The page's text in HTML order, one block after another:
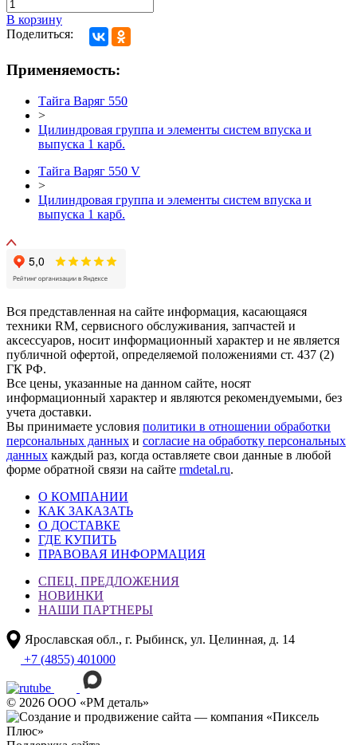
В корзину
Поделиться:
Применяемость:
Тайга Варяг 550
>
Цилиндровая группа и элементы систем впуска и
выпуска 1 карб.
Тайга Варяг 550 V
>
Цилиндровая группа и элементы систем впуска и
выпуска 1 карб.
Вся представленная на сайте информация, касающаяся
техники RM, сервисного обслуживания, запчастей и
аксессуаров, носит информационный характер и не является
публичной офертой, определяемой положениями ст. 437 (2)
ГК РФ.
Все цены, указанные на данном сайте, носят
информационный характер и являются рекомендуемыми, без
учета доставки.
Вы принимаете условия политики в отношении обработки
персональных данных и согласие на обработку персональных
данных каждый раз, когда оставляете свои данные в любой
форме обратной связи на сайте rmdetal.ru.
О КОМПАНИИ
КАК ЗАКАЗАТЬ
О ДОСТАВКЕ
ГДЕ КУПИТЬ
ПРАВОВАЯ ИНФОРМАЦИЯ
СПЕЦ. ПРЕДЛОЖЕНИЯ
НОВИНКИ
НАШИ ПАРТНЕРЫ
Ярославская обл., г. Рыбинск, ул. Целинная, д. 14
+7 (4855) 401000
© 2026 ООО «РМ деталь»